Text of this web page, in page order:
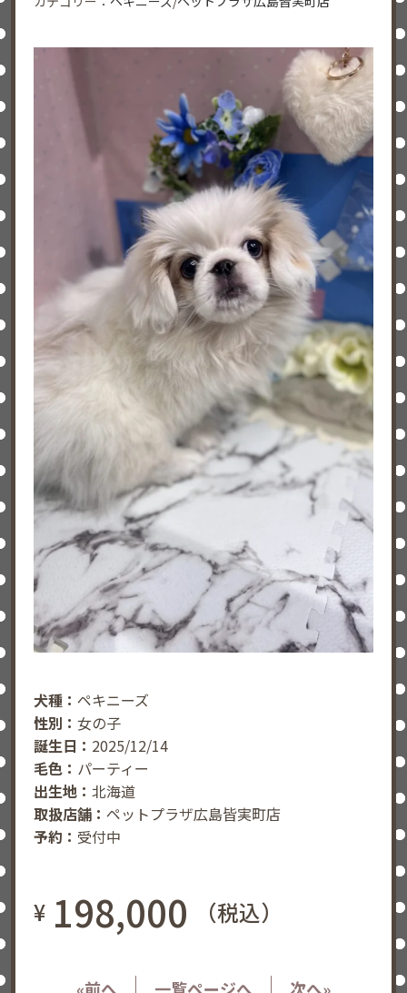
犬種： ペキニーズ
性別： 女の子
誕生日： 2025/12/14
毛色： パーティー
出生地： 北海道
取扱店舗： ペットプラザ広島皆実町店
予約： 受付中
¥ 198,000 （税込）